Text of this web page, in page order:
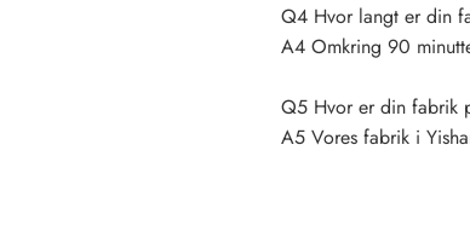
Q4 Hvor langt er din
A4 Omkring 90
Q5 Hvor er din fabrik
A5 Vores fabrik i